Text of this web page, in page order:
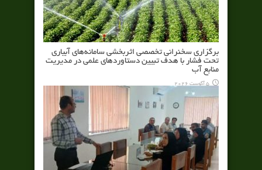
برگزاری سخنرانی تخصصی اثربخشی سامانه‌های آبیاری
تحت فشار با هدف تبیین دستاوردهای علمی در مدیریت
منابع آب
5 آگوست 2026